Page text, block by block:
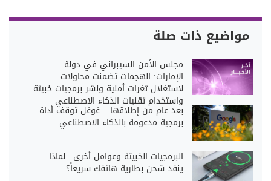
مواضيع ذات صلة
مجلس الأمن السيبراني في دولة
الإمارات: الهجمات تضمنت محاولات
لاستغلال ثغرات أمنية ونشر برمجيات خبيثة
واستخدام تقنيات الذكاء الاصطناعي
بعد عام من إطلاقها... غوغل توقف أداة
برمجية مدعومة بالذكاء الاصطناعي
البرمجيات الخبيثة وعوامل أخرى.. لماذا
ينفد شحن بطارية هاتفك سريعاً؟